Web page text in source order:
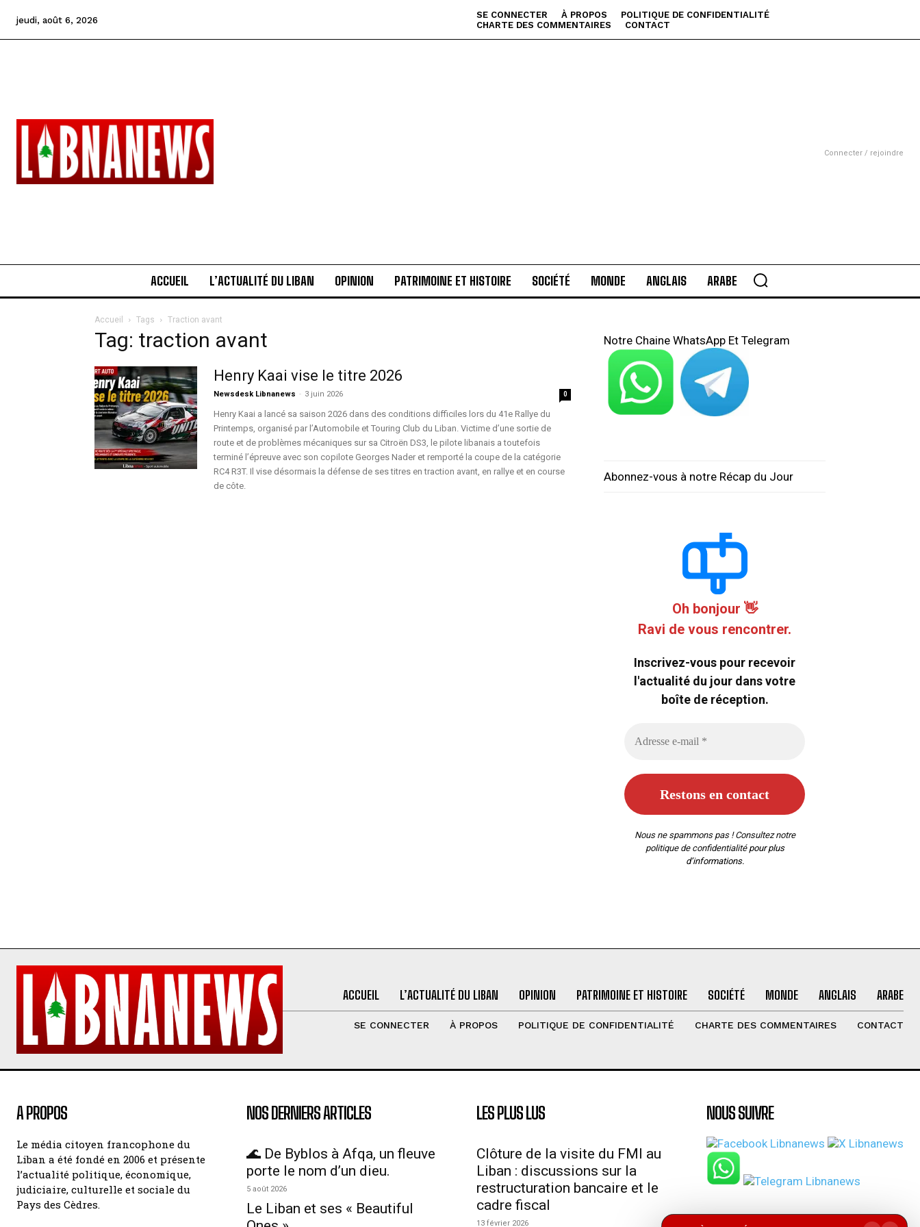
jeudi, août 6, 2026 SE CONNECTER À PROPOS
POLITIQUE DE CONFIDENTIALITÉ
CHARTE DES COMMENTAIRES
CONTACT
Connecter / rejoindre
ACCUEIL L’ACTUALITÉ DU LIBAN OPINION PATRIMOINE ET HISTOIRE SOCIÉTÉ MONDE ANGLAIS ARABE
Accueil Tags Traction avant
Tag: traction avant
Henry Kaai vise le titre 2026
Newsdesk Libnanews - 3 juin 2026 0
Henry Kaai a lancé sa saison 2026 dans des conditions difficiles lors du 41e Rallye du
Printemps, organisé par l’Automobile et Touring Club du Liban. Victime d’une sortie de
route et de problèmes mécaniques sur sa Citroën DS3, le pilote libanais a toutefois
terminé l’épreuve avec son copilote Georges Nader et remporté la coupe de la catégorie
RC4 R3T. Il vise désormais la défense de ses titres en traction avant, en rallye et en course
de côte.
Notre Chaine WhatsApp Et Telegram
Abonnez-vous à notre Récap du Jour
Oh bonjour 👋
Ravi de vous rencontrer.
Inscrivez-vous pour recevoir
l'actualité du jour dans votre
boîte de réception.
Nous ne spammons pas ! Consultez notre
politique de confidentialitépour plus
d’informations.
ACCUEIL L’ACTUALITÉ DU LIBAN OPINION PATRIMOINE ET HISTOIRE SOCIÉTÉ MONDE ANGLAIS ARABE
SE CONNECTER À PROPOS POLITIQUE DE CONFIDENTIALITÉ CHARTE DES COMMENTAIRES CONTACT
A PROPOS
Le média citoyen francophone du
Liban a été fondé en 2006 et présente
l’actualité politique, économique,
judiciaire, culturelle et sociale du
Pays des Cèdres.
NOS DERNIERS ARTICLES
🌊 De Byblos à Afqa, un fleuve
porte le nom d’un dieu.
5 août 2026
Le Liban et ses « Beautiful
LES PLUS LUS
Clôture de la visite du FMI au
Liban : discussions sur la
restructuration bancaire et le
cadre fiscal
13 février 2026
NOUS SUIVRE